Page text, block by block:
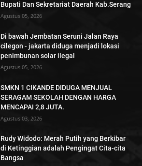
Bupati Dan Sekretariat Daerah Kab.Serang
Agustus 05, 2026
Di bawah Jembatan Seruni Jalan Raya
cilegon - jakarta diduga menjadi lokasi
penimbunan solar ilegal
Agustus 05, 2026
SMKN 1 CIKANDE DIDUGA MENJUAL
SERAGAM SEKOLAH DENGAN HARGA
MENCAPAI 2,8 JUTA.
Agustus 03, 2026
Rudy Widodo: Merah Putih yang Berkibar
di Ketinggian adalah Pengingat Cita-cita
Bangsa